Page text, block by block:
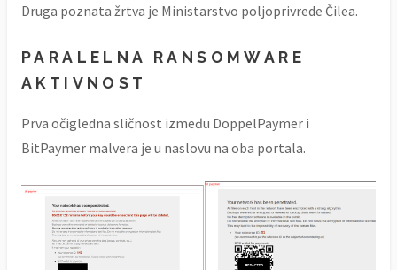
Druga poznata žrtva je Ministarstvo poljoprivrede Čilea.
PARALELNA RANSOMWARE
AKTIVNOST
Prva očigledna sličnost između DoppelPaymer i
BitPaymer malvera je u naslovu na oba portala.